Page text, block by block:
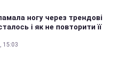
ногу через трендові
і як не повторити її
15:03